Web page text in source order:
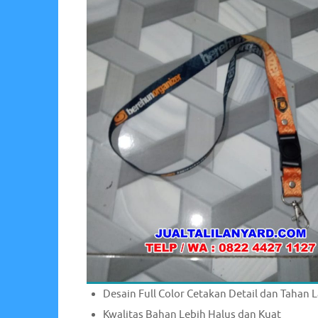
Desain Full Color Cetakan Detail dan Tahan
Kwalitas Bahan Lebih Halus dan Kuat